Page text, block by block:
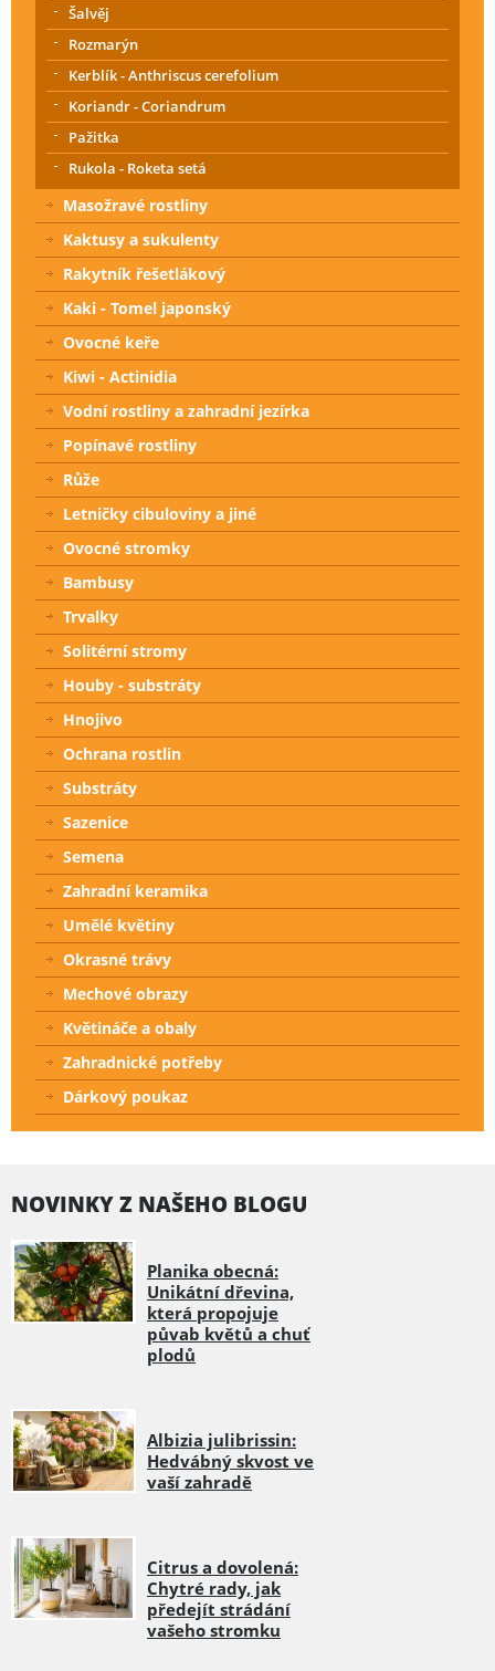
Šalvěj
Rozmarýn
Kerblík - Anthriscus cerefolium
Koriandr - Coriandrum
Pažitka
Rukola - Roketa setá
Masožravé rostliny
Kaktusy a sukulenty
Rakytník řešetlákový
Kaki - Tomel japonský
Ovocné keře
Kiwi - Actinidia
Vodní rostliny a zahradní jezírka
Popínavé rostliny
Růže
Letničky cibuloviny a jiné
Ovocné stromky
Bambusy
Trvalky
Solitérní stromy
Houby - substráty
Hnojivo
Ochrana rostlin
Substráty
Sazenice
Semena
Zahradní keramika
Umělé květiny
Okrasné trávy
Mechové obrazy
Květináče a obaly
Zahradnické potřeby
Dárkový poukaz
NOVINKY Z NAŠEHO BLOGU
Planika obecná:
Unikátní dřevina,
která propojuje
půvab květů a chuť
plodů
Albizia julibrissin:
Hedvábný skvost ve
vaší zahradě
Citrus a dovolená:
Chytré rady, jak
předejít strádání
vašeho stromku